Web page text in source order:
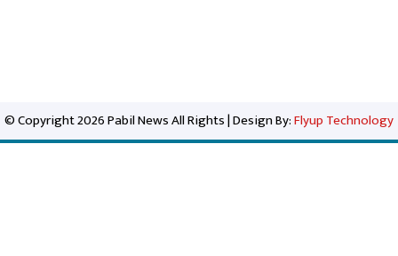
© Copyright 2026 Pabil News All Rights | Design By:Flyup Technology